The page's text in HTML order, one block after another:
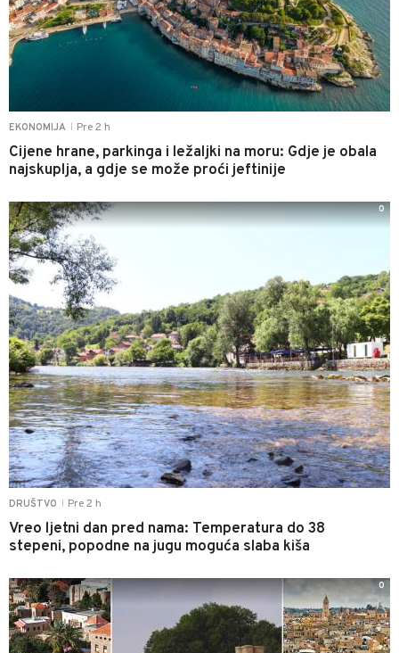
EKONOMIJA Pre 2 h
Cijene hrane, parkinga i ležaljki na moru: Gdje je obala
najskuplja, a gdje se može proći jeftinije
DRUŠTVO Pre 2 h
Vreo ljetni dan pred nama: Temperatura do 38
stepeni, popodne na jugu moguća slaba kiša
0
0